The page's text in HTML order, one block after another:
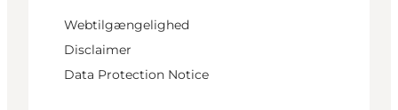
Webtilgængelighed
Disclaimer
Data Protection Notice